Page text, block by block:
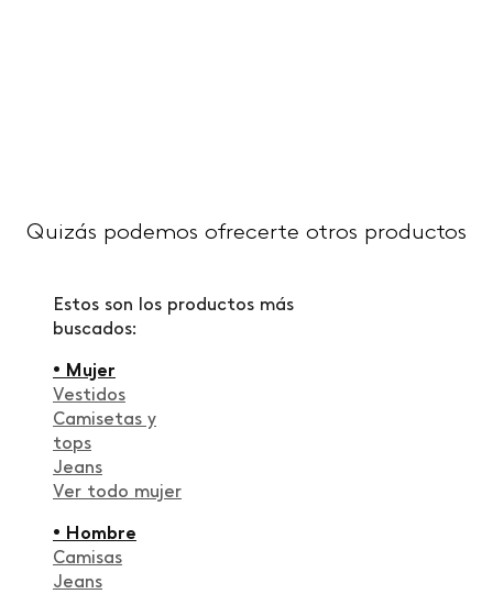
Quizás podemos ofrecerte otros productos
Estos son los productos más
buscados:
• Mujer
Vestidos
Camisetas y
tops
Jeans
Ver todo mujer
• Hombre
Camisas
Jeans